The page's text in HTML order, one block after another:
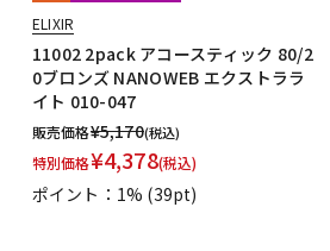
ELIXIR
11002 2pack アコースティック 80/2
0ブロンズ NANOWEB エクストララ
イト 010-047
販売価格¥5,170(税込)
特別価格¥4,378(税込)
ポイント：1% (39pt)